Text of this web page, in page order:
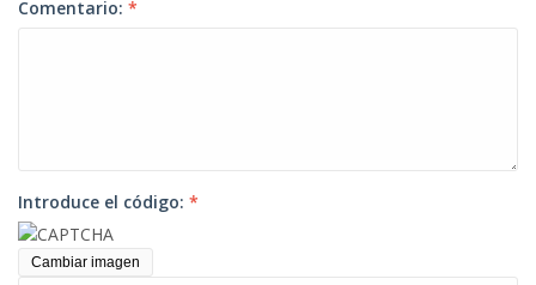
Comentario: *
Introduce el código: *
Cambiar imagen